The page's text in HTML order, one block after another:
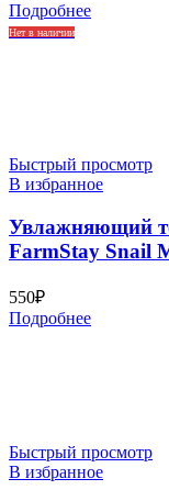
Подробнее
Нет в наличии
Быстрый просмотр
В избранное
Увлажняющий
FarmStay Snail
550₽
Подробнее
Быстрый просмотр
В избранное